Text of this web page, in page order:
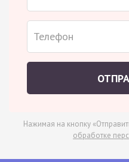
Нажимая на кнопку
обработке